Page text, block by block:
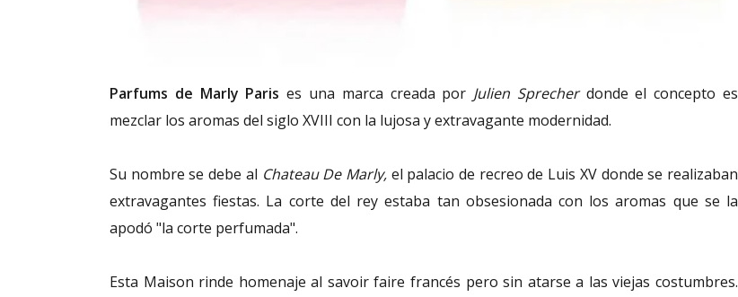
Parfums de Marly Paris es una marca creada por Julien Sprecherdonde el concepto es
mezclar los aromas del siglo XVIII con la lujosa y extravagante modernidad.
Su nombre se debe al Chateau De Marly,el palacio de recreo de Luis XV donde se realizaban
extravagantes fiestas. La corte del rey estaba tan obsesionada con los aromas que se la
apodó "la corte perfumada".
Esta Maison rinde homenaje al savoir faire francés pero sin atarse a las viejas costumbres.